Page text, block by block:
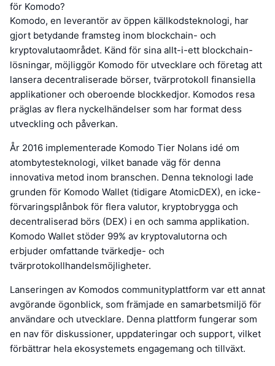
för Komodo?
Komodo, en leverantör av öppen källkodsteknologi, har
gjort betydande framsteg inom blockchain- och
kryptovalutaområdet. Känd för sina allt-i-ett blockchain-
lösningar, möjliggör Komodo för utvecklare och företag att
lansera decentraliserade börser, tvärprotokoll finansiella
applikationer och oberoende blockkedjor. Komodos resa
präglas av flera nyckelhändelser som har format dess
utveckling och påverkan.
År 2016 implementerade Komodo Tier Nolans idé om
atombytesteknologi, vilket banade väg för denna
innovativa metod inom branschen. Denna teknologi lade
grunden för Komodo Wallet (tidigare AtomicDEX), en icke-
förvaringsplånbok för flera valutor, kryptobrygga och
decentraliserad börs (DEX) i en och samma applikation.
Komodo Wallet stöder 99% av kryptovalutorna och
erbjuder omfattande tvärkedje- och
tvärprotokollhandelsmöjligheter.
Lanseringen av Komodos communityplattform var ett annat
avgörande ögonblick, som främjade en samarbetsmiljö för
användare och utvecklare. Denna plattform fungerar som
en nav för diskussioner, uppdateringar och support, vilket
förbättrar hela ekosystemets engagemang och tillväxt.